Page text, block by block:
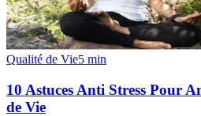
Qualité de Vie5 min
10 Astuces Anti Stress Pour
de Vie